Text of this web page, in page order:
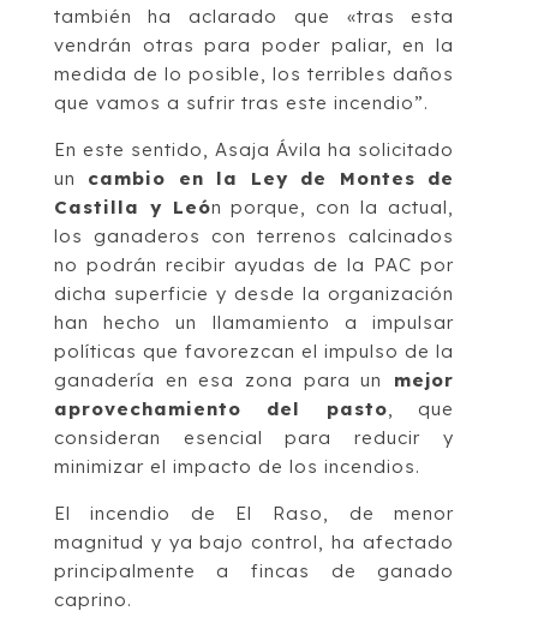
también ha aclarado que «tras esta
vendrán otras para poder paliar, en la
medida de lo posible, los terribles daños
que vamos a sufrir tras este incendio”.
En este sentido, Asaja Ávila ha solicitado
un cambio en la Ley de Montes de
Castilla y León porque, con la actual,
los ganaderos con terrenos calcinados
no podrán recibir ayudas de la PAC por
dicha superficie y desde la organización
han hecho un llamamiento a impulsar
políticas que favorezcan el impulso de la
ganadería en esa zona para un
mejor
aprovechamiento del pasto , que
consideran esencial para reducir y
minimizar el impacto de los incendios.
El incendio de El Raso, de menor
magnitud y ya bajo control, ha afectado
principalmente a fincas de ganado
caprino.